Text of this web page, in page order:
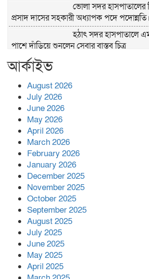
ভোলা সদর
প্রসাদ দাসের সহকারী অধ্যাপক পদে পদোন্নতি।
হঠাৎ সদর হাসপাতালে
পাশে দাঁড়িয়ে শুনলেন সেবার বাস্তব চিত্র
বোরহানউদ্দিনে জমি নিয়ে
সংঘবদ্ধ হামলার
আর্কাইভ
August 2026
July 2026
June 2026
May 2026
April 2026
March 2026
February 2026
January 2026
December 2025
November 2025
October 2025
September 2025
August 2025
July 2025
June 2025
May 2025
April 2025